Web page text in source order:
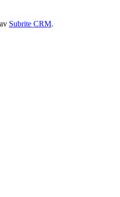
Subrite CRM.